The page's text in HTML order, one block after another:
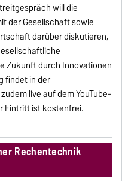
will die
der Gesellschaft sowie
darüber diskutieren,
Zukunft durch Innovationen
findet in der
live auf dem YouTube-
Eintritt ist kostenfrei.
Rechentechnik